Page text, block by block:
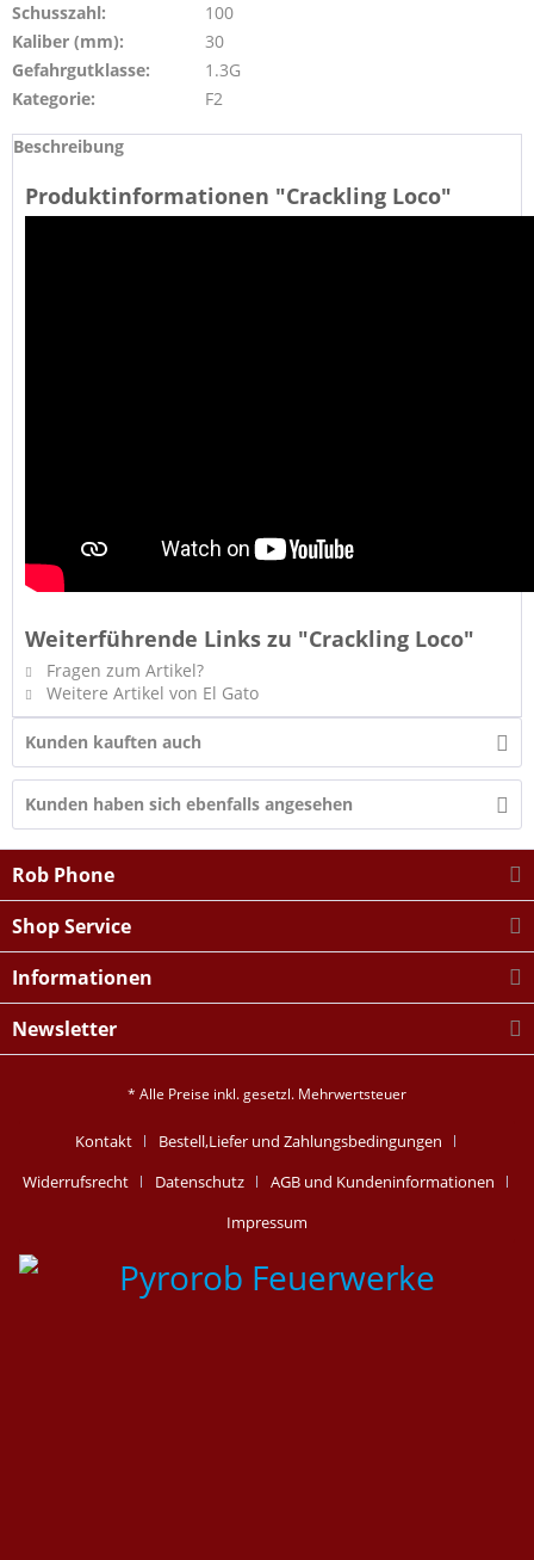
Schusszahl:
100
Kaliber (mm):
30
Gefahrgutklasse:
1.3G
Kategorie:
F2
Beschreibung
Produktinformationen "Crackling Loco"
Weiterführende Links zu "Crackling Loco"
Fragen zum Artikel?
Weitere Artikel von El Gato
Kunden kauften auch
Kunden haben sich ebenfalls angesehen
Rob Phone
Shop Service
Informationen
Newsletter
* Alle Preise inkl. gesetzl. Mehrwertsteuer
Kontakt
Bestell,Liefer und Zahlungsbedingungen
Widerrufsrecht
Datenschutz
AGB und Kundeninformationen
Impressum